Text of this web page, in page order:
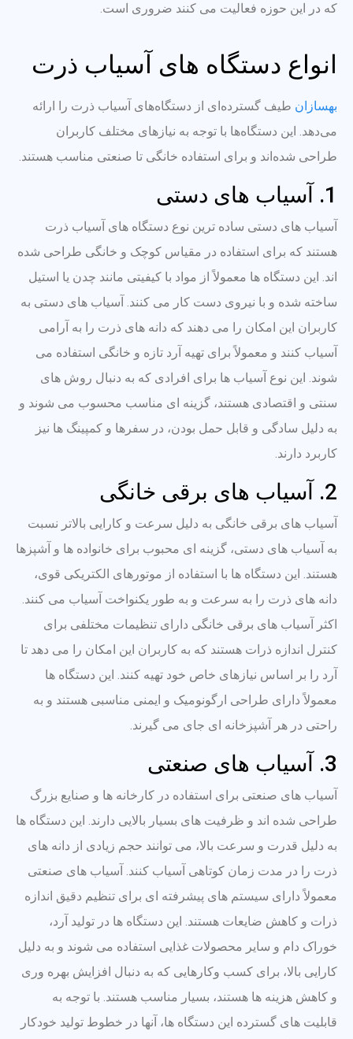
که در این حوزه فعالیت می کنند ضروری است.
انواع دستگاه های آسیاب ذرت
بهسازان طیف گسترده‌ای از دستگاه‌های آسیاب ذرت را ارائه
می‌دهد. این دستگاه‌ها با توجه به نیازهای مختلف کاربران
طراحی شده‌اند و برای استفاده خانگی تا صنعتی مناسب هستند.
1. آسیاب های دستی
آسیاب های دستی ساده ترین نوع دستگاه های آسیاب ذرت
هستند که برای استفاده در مقیاس کوچک و خانگی طراحی شده
اند. این دستگاه ها معمولاً از مواد با کیفیتی مانند چدن یا استیل
ساخته شده و با نیروی دست کار می کنند. آسیاب های دستی به
کاربران این امکان را می دهند که دانه های ذرت را به آرامی
آسیاب کنند و معمولاً برای تهیه آرد تازه و خانگی استفاده می
شوند. این نوع آسیاب ها برای افرادی که به دنبال روش های
سنتی و اقتصادی هستند، گزینه ای مناسب محسوب می شوند و
به دلیل سادگی و قابل حمل بودن، در سفرها و کمپینگ ها نیز
کاربرد دارند.
2. آسیاب های برقی خانگی
آسیاب های برقی خانگی به دلیل سرعت و کارایی بالاتر نسبت
به آسیاب های دستی، گزینه ای محبوب برای خانواده ها و آشپزها
هستند. این دستگاه ها با استفاده از موتورهای الکتریکی قوی،
دانه های ذرت را به سرعت و به طور یکنواخت آسیاب می کنند.
اکثر آسیاب های برقی خانگی دارای تنظیمات مختلفی برای
کنترل اندازه ذرات هستند که به کاربران این امکان را می دهد تا
آرد را بر اساس نیازهای خاص خود تهیه کنند. این دستگاه ها
معمولاً دارای طراحی ارگونومیک و ایمنی مناسبی هستند و به
راحتی در هر آشپزخانه ای جای می گیرند.
3. آسیاب های صنعتی
آسیاب های صنعتی برای استفاده در کارخانه ها و صنایع بزرگ
طراحی شده اند و ظرفیت های بسیار بالایی دارند. این دستگاه ها
به دلیل قدرت و سرعت بالا، می توانند حجم زیادی از دانه های
ذرت را در مدت زمان کوتاهی آسیاب کنند. آسیاب های صنعتی
معمولاً دارای سیستم های پیشرفته ای برای تنظیم دقیق اندازه
ذرات و کاهش ضایعات هستند. این دستگاه ها در تولید آرد،
خوراک دام و سایر محصولات غذایی استفاده می شوند و به دلیل
کارایی بالا، برای کسب وکارهایی که به دنبال افزایش بهره وری
و کاهش هزینه ها هستند، بسیار مناسب هستند. با توجه به
قابلیت های گسترده این دستگاه ها، آنها در خطوط تولید خودکار